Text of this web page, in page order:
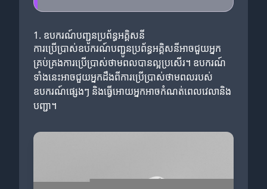
1. ឧបករណ៍បញ្ជូនប្រព័ន្ធអគ្គិសនី
ការប្រើប្រាស់ឧបករណ៍បញ្ជូនប្រព័ន្ធអគ្គិសនីអាចជួយអ្នក
គ្រប់គ្រងការប្រើប្រាស់ថាមពលបានល្អប្រសើរ។ ឧបករណ៍
ទាំងនេះអាចជួយអ្នកដឹងពីការប្រើប្រាស់ថាមពលរបស់
ឧបករណ៍ផ្សេងៗ និងធ្វើអោយអ្នកអាចកំណត់ពេលវេលានិង
បញ្ជា។